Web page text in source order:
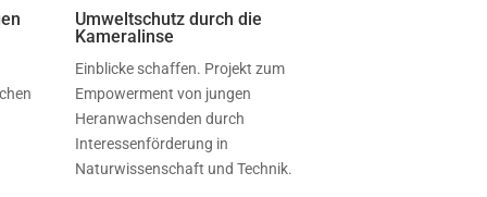
Umweltschutz durch die
Kameralinse
Einblicke schaffen. Projekt zum
Empowerment von jungen
Heranwachsenden durch
Interessenförderung in
Naturwissenschaft und Technik.